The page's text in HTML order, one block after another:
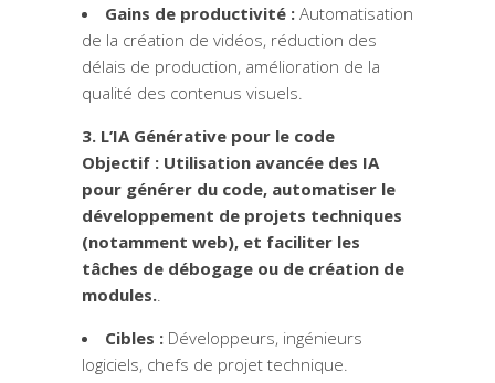
Gains de productivité : Automatisation
de la création de vidéos, réduction des
délais de production, amélioration de la
qualité des contenus visuels.
3. L’IA Générative pour le code
Objectif : Utilisation avancée des IA
pour générer du code, automatiser le
développement de projets techniques
(notamment web), et faciliter les
tâches de débogage ou de création de
modules..
Cibles : Développeurs, ingénieurs
logiciels, chefs de projet technique.